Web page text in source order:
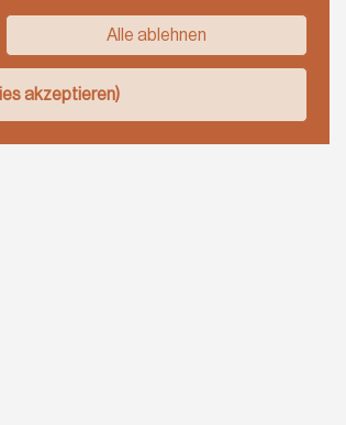
Alle ablehnen
akzeptieren)